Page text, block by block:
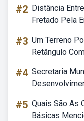
#2 Distância
Fretado Pela
#3 Um Terreno
Retângulo
#4 Secretaria
#5 Quais São As
Básicas